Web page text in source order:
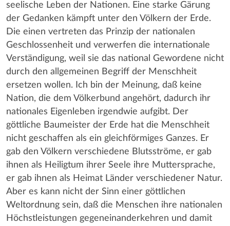
seelische Leben der Nationen. Eine starke Gärung
der Gedanken kämpft unter den Völkern der Erde.
Die einen vertreten das Prinzip der nationalen
Geschlossenheit und verwerfen die internationale
Verständigung, weil sie das national Gewordene nicht
durch den allgemeinen Begriff der Menschheit
ersetzen wollen. Ich bin der Meinung, daß keine
Nation, die dem Völkerbund angehört, dadurch ihr
nationales Eigenleben irgendwie aufgibt. Der
göttliche Baumeister der Erde hat die Menschheit
nicht geschaffen als ein gleichförmiges Ganzes. Er
gab den Völkern verschiedene Blutsströme, er gab
ihnen als Heiligtum ihrer Seele ihre Muttersprache,
er gab ihnen als Heimat Länder verschiedener Natur.
Aber es kann nicht der Sinn einer göttlichen
Weltordnung sein, daß die Menschen ihre nationalen
Höchstleistungen gegeneinanderkehren und damit